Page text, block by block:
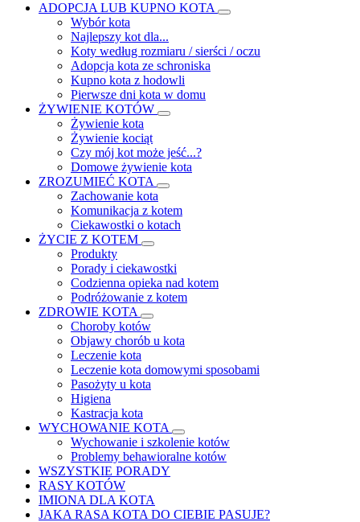
ADOPCJA LUB KUPNO KOTA
Wybór kota
Najlepszy kot dla...
Koty według rozmiaru / sierści / oczu
Adopcja kota ze schroniska
Kupno kota z hodowli
Pierwsze dni kota w domu
ŻYWIENIE KOTÓW
Żywienie kota
Żywienie kociąt
Czy mój kot może jeść...?
Domowe żywienie kota
ZROZUMIEĆ KOTA
Zachowanie kota
Komunikacja z kotem
Ciekawostki o kotach
ŻYCIE Z KOTEM
Produkty
Porady i ciekawostki
Codzienna opieka nad kotem
Podróżowanie z kotem
ZDROWIE KOTA
Choroby kotów
Objawy chorób u kota
Leczenie kota
Leczenie kota domowymi sposobami
Pasożyty u kota
Higiena
Kastracja kota
WYCHOWANIE KOTA
Wychowanie i szkolenie kotów
Problemy behawioralne kotów
WSZYSTKIE PORADY
RASY KOTÓW
IMIONA DLA KOTA
JAKA RASA KOTA DO CIEBIE PASUJE?